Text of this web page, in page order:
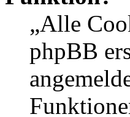
„Alle
phpBB